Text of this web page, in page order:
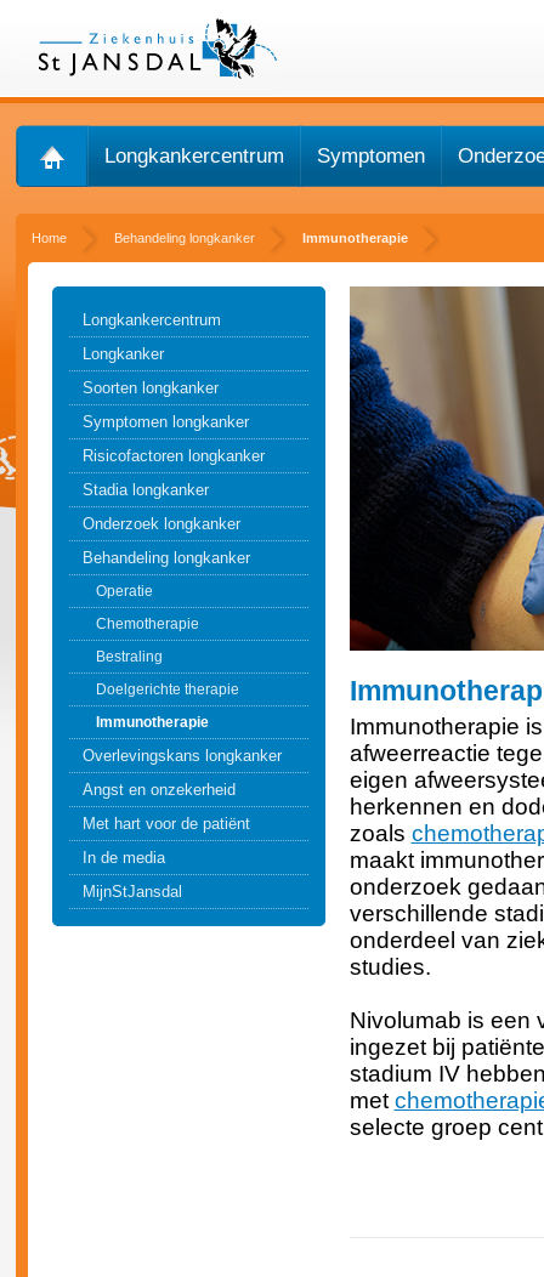
Longkankercentrum Symptomen
Home Behandeling longkanker Immunotherapie
Longkankercentrum
Longkanker
Soorten longkanker
Symptomen longkanker
Risicofactoren longkanker
Stadia longkanker
Onderzoek longkanker
Behandeling longkanker
Operatie
Chemotherapie
Bestraling
Doelgerichte therapie
Immunotherapie
Overlevingskans longkanker
Angst en onzekerheid
Met hart voor de patiënt
In de media
MijnStJansdal
Immunotherapie
afweerreactie
eigen
herkennen en
zoals
maakt
onderzoek
verschillende
onderdeel van
studies.
Nivolumab is een
ingezet bij
stadium IV
met
selecte groep